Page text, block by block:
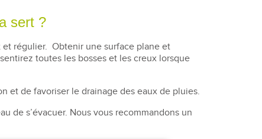
sert ?
régulier. Obtenir une surface plane et
toutes les bosses et les creux lorsque
et de favoriser le drainage des eaux de pluies.
de s’évacuer. Nous vous recommandons un